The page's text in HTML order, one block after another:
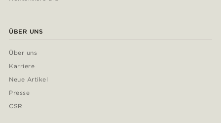
ÜBER UNS
Über uns
Karriere
Neue Artikel
Presse
CSR